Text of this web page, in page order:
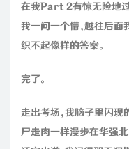
在我Part 2有惊无险地
我一问一个懵，越往后
织不起像样的答案。
完了。
走出考场，我脑子里闪
尸走肉一样漫步在华强北